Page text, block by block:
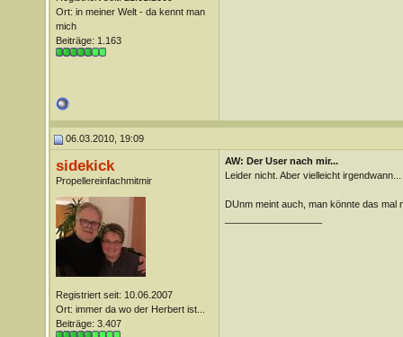
Ort: in meiner Welt - da kennt man
mich
Beiträge: 1.163
06.03.2010, 19:09
sidekick
Propellereinfachmitmir
Registriert seit: 10.06.2007
Ort: immer da wo der Herbert ist...
Beiträge: 3.407
AW: Der User nach mir...
Leider nicht. Aber vielleicht irgendwann...
DUnm meint auch, man könnte das mal